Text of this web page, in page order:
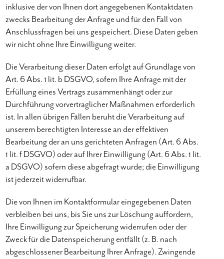
inklusive der von Ihnen dort angegebenen Kontaktdaten
zwecks Bearbeitung der Anfrage und für den Fall von
Anschlussfragen bei uns gespeichert. Diese Daten geben
wir nicht ohne Ihre Einwilligung weiter.
Die Verarbeitung dieser Daten erfolgt auf Grundlage von
Art. 6 Abs. 1 lit. b DSGVO, sofern Ihre Anfrage mit der
Erfüllung eines Vertrags zusammenhängt oder zur
Durchführung vorvertraglicher Maßnahmen erforderlich
ist. In allen übrigen Fällen beruht die Verarbeitung auf
unserem berechtigten Interesse an der effektiven
Bearbeitung der an uns gerichteten Anfragen (Art. 6 Abs.
1 lit. f DSGVO) oder auf Ihrer Einwilligung (Art. 6 Abs. 1 lit.
a DSGVO) sofern diese abgefragt wurde; die Einwilligung
ist jederzeit widerrufbar.
Die von Ihnen im Kontaktformular eingegebenen Daten
verbleiben bei uns, bis Sie uns zur Löschung auffordern,
Ihre Einwilligung zur Speicherung widerrufen oder der
Zweck für die Datenspeicherung entfällt (z. B. nach
abgeschlossener Bearbeitung Ihrer Anfrage). Zwingende